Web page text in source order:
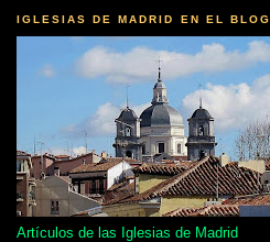
IGLESIAS DE MADRID EN EL BLOG
Artículos de las Iglesias de Madrid